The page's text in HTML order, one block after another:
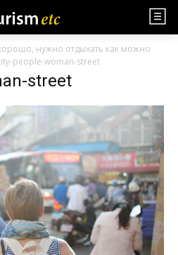
нужно отдыхать как можно
people-woman-street
street